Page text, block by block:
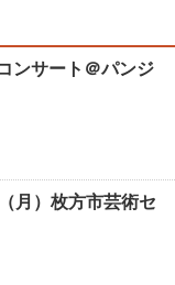
ンサート＠パンジ
月）枚方市芸術セ